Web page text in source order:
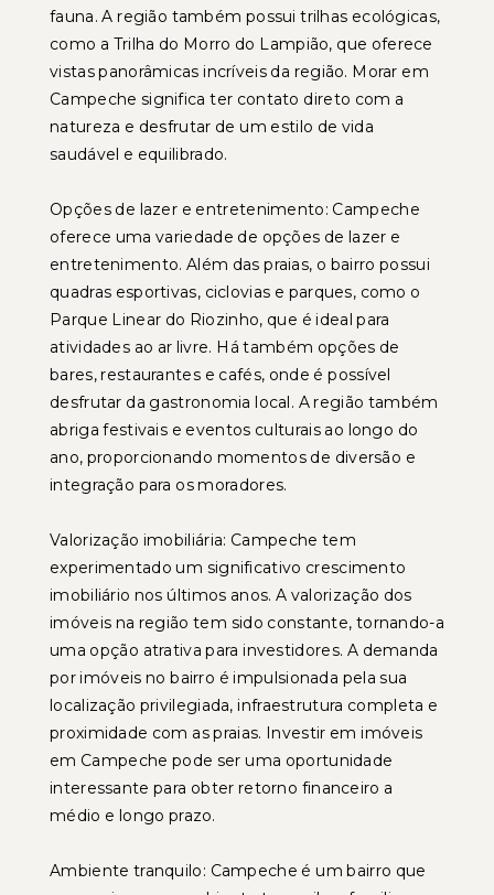
fauna. A região também possui trilhas ecológicas,
como a Trilha do Morro do Lampião, que oferece
vistas panorâmicas incríveis da região. Morar em
Campeche significa ter contato direto com a
natureza e desfrutar de um estilo de vida
saudável e equilibrado.
Opções de lazer e entretenimento: Campeche
oferece uma variedade de opções de lazer e
entretenimento. Além das praias, o bairro possui
quadras esportivas, ciclovias e parques, como o
Parque Linear do Riozinho, que é ideal para
atividades ao ar livre. Há também opções de
bares, restaurantes e cafés, onde é possível
desfrutar da gastronomia local. A região também
abriga festivais e eventos culturais ao longo do
ano, proporcionando momentos de diversão e
integração para os moradores.
Valorização imobiliária: Campeche tem
experimentado um significativo crescimento
imobiliário nos últimos anos. A valorização dos
imóveis na região tem sido constante, tornando-a
uma opção atrativa para investidores. A demanda
por imóveis no bairro é impulsionada pela sua
localização privilegiada, infraestrutura completa e
proximidade com as praias. Investir em imóveis
em Campeche pode ser uma oportunidade
interessante para obter retorno financeiro a
médio e longo prazo.
Ambiente tranquilo: Campeche é um bairro que